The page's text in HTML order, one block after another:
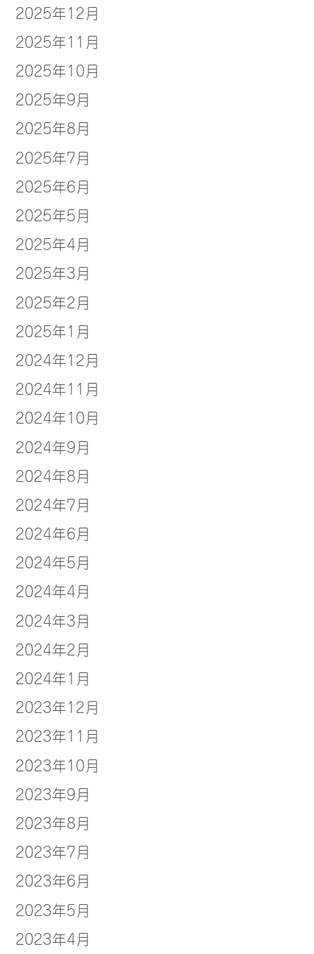
2025年12月
2025年11月
2025年10月
2025年9月
2025年8月
2025年7月
2025年6月
2025年5月
2025年4月
2025年3月
2025年2月
2025年1月
2024年12月
2024年11月
2024年10月
2024年9月
2024年8月
2024年7月
2024年6月
2024年5月
2024年4月
2024年3月
2024年2月
2024年1月
2023年12月
2023年11月
2023年10月
2023年9月
2023年8月
2023年7月
2023年6月
2023年5月
2023年4月